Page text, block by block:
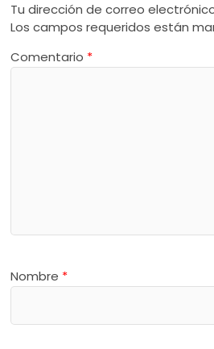
Tu dirección de correo
Los campos requeridos están
Comentario *
Nombre *